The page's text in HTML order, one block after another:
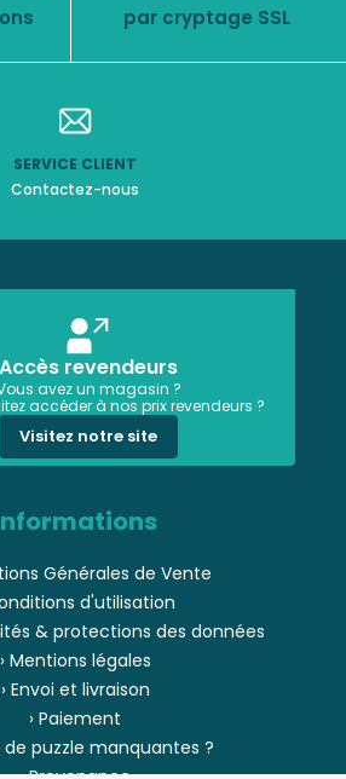
par cryptage SSL
SERVICE CLIENT
Contactez-nous
Accès revendeurs
avez un magasin ?
accéder à nos prix revendeurs ?
Visitez notre site
Générales de Vente
d'utilisation
& protections des données
› Mentions légales
› Envoi et livraison
› Paiement
de puzzle manquantes ?